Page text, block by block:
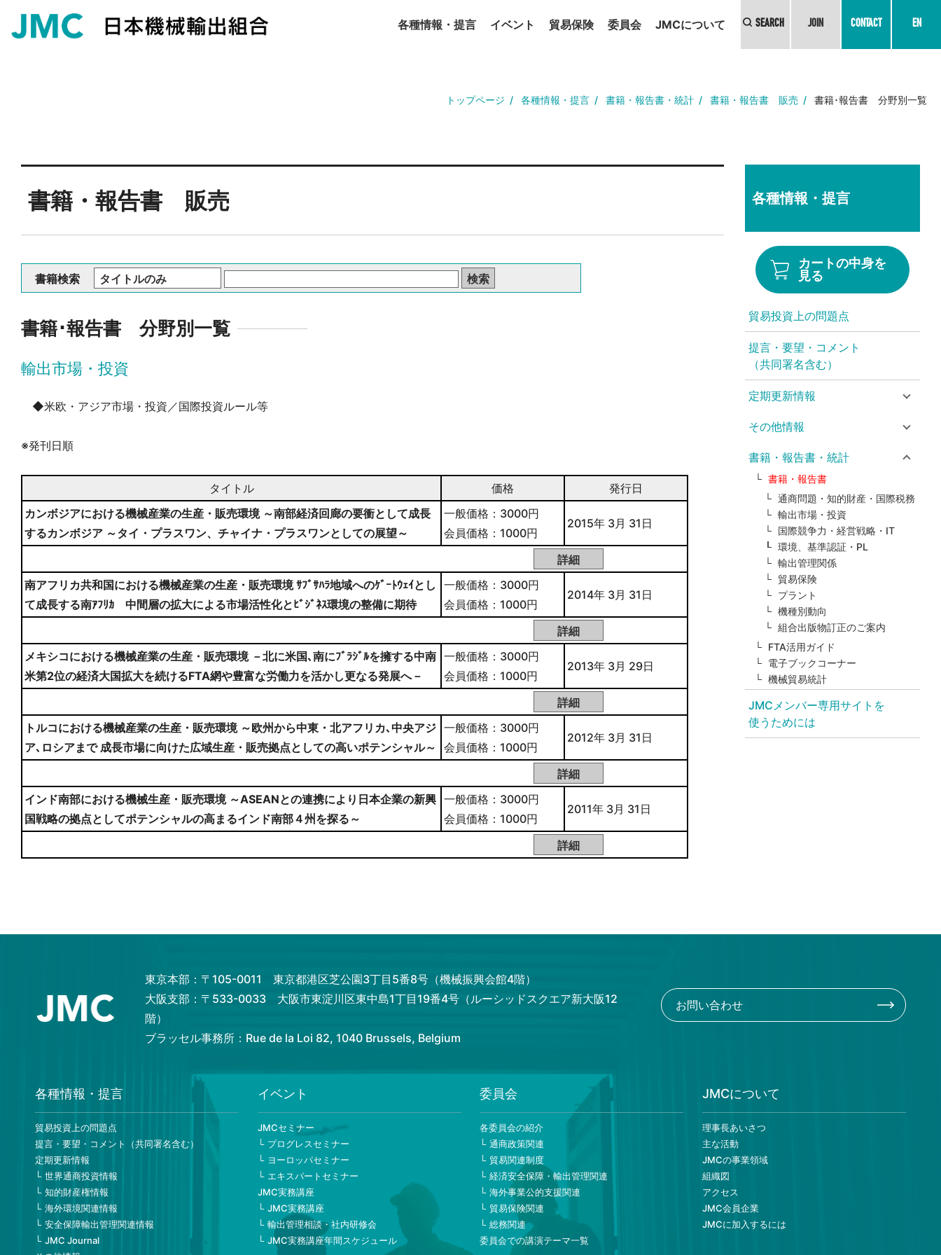
各種情報・提言 イベント 貿易保険 委員会 JMCについて SEARCH JOIN CONTACT EN
トップページ 各種情報・提言 書籍・報告書・統計 書籍・報告書 販売 書籍･報告書 分野別一覧
書籍・報告書 販売
書籍検索
書籍･報告書 分野別一覧
輸出市場・投資
◆米欧・アジア市場・投資／国際投資ルール等
※発刊日順
タイトル 価格
発行日
カンボジアにおける機械産業の生産・販売環境 ～南部経済回廊の要衝として成長
するカンボジア ～タイ・プラスワン、チャイナ・プラスワンとしての展望～
一般価格：3000円
会員価格：1000円
2015年 3月 31日
南アフリカ共和国における機械産業の生産・販売環境 ｻﾌﾞｻﾊﾗ地域へのｹﾞｰﾄｳｪｲとし
て成長する南ｱﾌﾘｶ 中間層の拡大による市場活性化とﾋﾞｼﾞﾈｽ環境の整備に期待
一般価格：3000円
会員価格：1000円
2014年 3月 31日
メキシコにおける機械産業の生産・販売環境 －北に米国､南にﾌﾞﾗｼﾞﾙを擁する中南
米第2位の経済大国拡大を続けるFTA網や豊富な労働力を活かし更なる発展へ－
一般価格：3000円
会員価格：1000円
2013年 3月 29日
トルコにおける機械産業の生産・販売環境 ～欧州から中東・北アフリカ､中央アジ
ア､ロシアまで 成長市場に向けた広域生産・販売拠点としての高いポテンシャル～
一般価格：3000円
会員価格：1000円
2012年 3月 31日
インド南部における機械生産・販売環境 ～ASEANとの連携により日本企業の新興
国戦略の拠点としてポテンシャルの高まるインド南部４州を探る～
一般価格：3000円
会員価格：1000円
2011年 3月 31日
各種情報・提言
カートの中身を
見る
貿易投資上の問題点
提言・要望・コメント
（共同署名含む）
定期更新情報
その他情報
書籍・報告書・統計
書籍・報告書
通商問題・知的財産・国際税務
輸出市場・投資
国際競争力・経営戦略・IT
環境、基準認証・PL
輸出管理関係
貿易保険
プラント
機種別動向
組合出版物訂正のご案内
FTA活用ガイド
電子ブックコーナー
機械貿易統計
JMCメンバー専用サイトを
使うためには
東京本部：〒105-0011 東京都港区芝公園3丁目5番8号（機械振興会館4階）
大阪支部：〒533-0033 大阪市東淀川区東中島1丁目19番4号（ルーシッドスクエア新大阪12
階）
ブラッセル事務所：Rue de la Loi 82, 1040 Brussels, Belgium
お問い合わせ
各種情報・提言
貿易投資上の問題点
提言・要望・コメント（共同署名含む）
定期更新情報
世界通商投資情報
知的財産権情報
海外環境関連情報
安全保障輸出管理関連情報
JMC Journal
イベント
JMCセミナー
プログレスセミナー
ヨーロッパセミナー
エキスパートセミナー
JMC実務講座
JMC実務講座
輸出管理相談・社内研修会
JMC実務講座年間スケジュール
委員会
各委員会の紹介
通商政策関連
貿易関連制度
経済安全保障・輸出管理関連
海外事業公的支援関連
貿易保険関連
総務関連
委員会での講演テーマ一覧
JMCについて
理事長あいさつ
主な活動
JMCの事業領域
組織図
アクセス
JMC会員企業
JMCに加入するには